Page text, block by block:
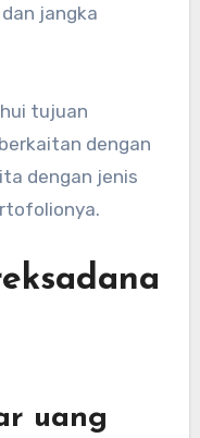
jangka
tujuan
dengan
dengan jenis
uang